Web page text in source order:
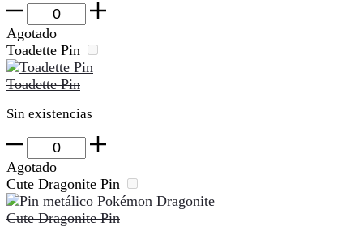
Gaymer
Pin
cantidad
Agotado
Toadette Pin
Toadette Pin
Sin existencias
Toadette
Pin
cantidad
Agotado
Cute Dragonite Pin
Cute Dragonite Pin